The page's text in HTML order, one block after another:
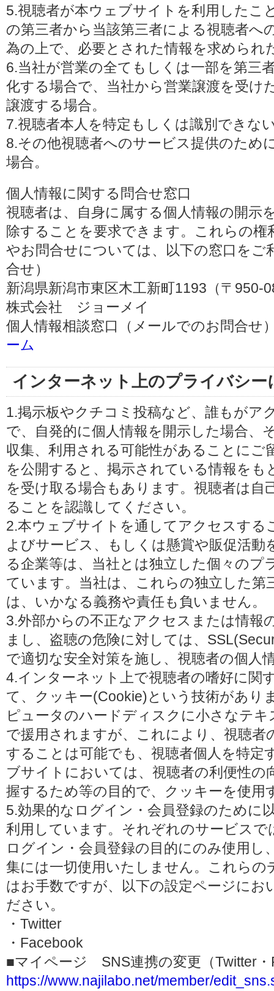
5.視聴者が本ウェブサイトを利用したこ
の第三者から当該第三者による視聴者へ
為の上で、必要とされた情報を求められ
6.当社が営業の全てもしくは一部を第三
化する場合で、当社から営業譲渡を受け
譲渡する場合。
7.視聴者本人を特定もしくは識別できな
8.その他視聴者へのサービス提供のため
場合。
個人情報に関する問合せ窓口
視聴者は、自身に属する個人情報の開示
除することを要求できます。これらの権
やお問合せについては、以下の窓口をご
合せ）
新潟県新潟市東区木工新町1193（〒950-
株式会社 ジョーメイ
個人情報相談窓口（メールでのお問合せ
ーム
インターネット上のプライバシー
1.掲示板やクチコミ投稿など、誰もがア
で、自発的に個人情報を開示した場合、
収集、利用される可能性があることに
を公開すると、掲示されている情報を
を受け取る場合もあります。視聴者は自
ることを認識してください。
2.本ウェブサイトを通してアクセスする
よびサービス、もしくは懸賞や販促活動
る企業等は、当社とは独立した個々のプ
ています。当社は、これらの独立した第
は、いかなる義務や責任も負いません。
3.外部からの不正なアクセスまたは情報
まし、盗聴の危険に対しては、
で適切な安全対策を施し、視聴者の個人
4.インターネット上で視聴者の嗜好に関
て、クッキー(Cookie)という技術があり
ピュータのハードディスクに小さなテ
で援用されますが、これにより、視聴
することは可能でも、視聴者個人を特定
ブサイトにおいては、視聴者の利便性の
握するため等の目的で、クッキーを使用
5.効果的なログイン・会員登録のために
利用しています。それぞれのサービス
ログイン・会員登録の目的にのみ使用し
集には一切使用いたしません。これらの
はお手数ですが、以下の設定ページにお
ださい。
・Twitter
・Facebook
■マイページ SNS連携の変更（Twitter・
https://www.najilabo.net/member/